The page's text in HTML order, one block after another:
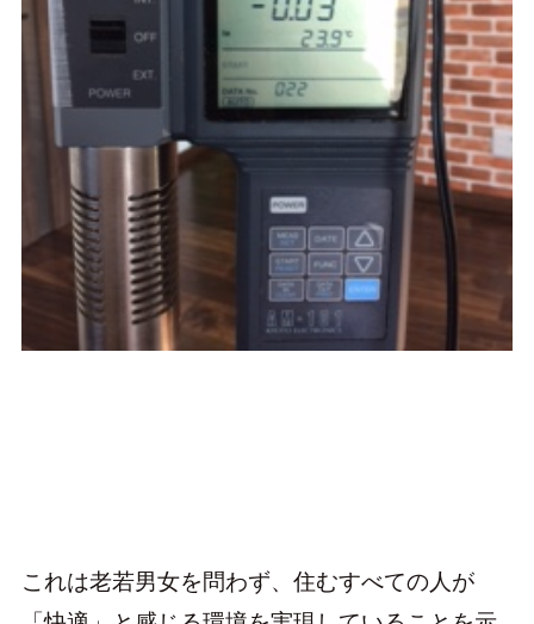
これは老若男女を問わず、住むすべての人が